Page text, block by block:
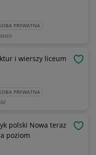
PRYWATNA
i wierszy liceum
PRYWATNA
polski Nowa teraz
poziom